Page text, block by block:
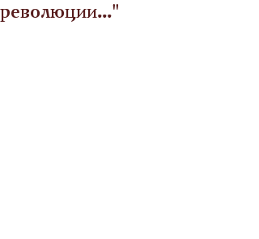
революции..."